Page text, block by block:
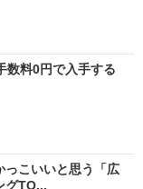
数料0円で入手する
っこいいと思う「広
グTO...